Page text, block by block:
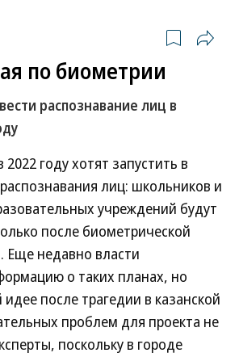
по биометрии
распознавание лиц в
году хотят запустить в
лиц: школьников и
учреждений будут
после биометрической
Еще недавно власти
о таких планах, но
идее после трагедии в казанской
проблем для проекта не
поскольку в городе